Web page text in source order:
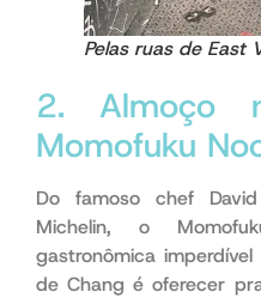
Pelas ruas de East
2. Almoço
Momofuku
Do famoso chef
Michelin, o
gastronômica
de Chang é oferecer